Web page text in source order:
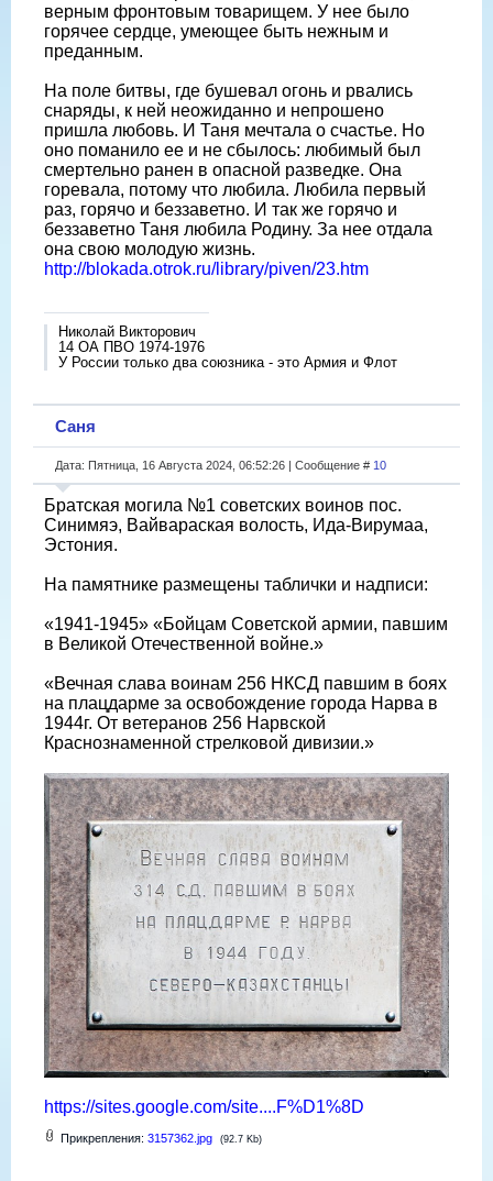
верным фронтовым товарищем. У нее было
горячее сердце, умеющее быть нежным и
преданным.
На поле битвы, где бушевал огонь и рвались
снаряды, к ней неожиданно и непрошено
пришла любовь. И Таня мечтала о счастье. Но
оно поманило ее и не сбылось: любимый был
смертельно ранен в опасной разведке. Она
горевала, потому что любила. Любила первый
раз, горячо и беззаветно. И так же горячо и
беззаветно Таня любила Родину. За нее отдала
она свою молодую жизнь.
http://blokada.otrok.ru/library/piven/23.htm
Николай Викторович
14 ОА ПВО 1974-1976
У России только два союзника - это Армия и Флот
Саня
Дата: Пятница, 16 Августа 2024, 06:52:26 | Сообщение # 10
Братская могила №1 советских воинов пос.
Синимяэ, Вайвараская волость, Ида-Вирумаа,
Эстония.
На памятнике размещены таблички и надписи:
«1941-1945» «Бойцам Советской армии, павшим
в Великой Отечественной войне.»
«Вечная слава воинам 256 НКСД павшим в боях
на плацдарме за освобождение города Нарва в
1944г. От ветеранов 256 Нарвской
Краснознаменной стрелковой дивизии.»
https://sites.google.com/site....F%D1%8D
Прикрепления: 3157362.jpg (92.7 Kb)